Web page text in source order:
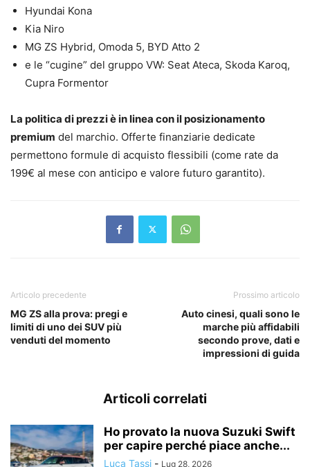
Hyundai Kona
Kia Niro
MG ZS Hybrid, Omoda 5, BYD Atto 2
e le “cugine” del gruppo VW: Seat Ateca, Skoda Karoq,
Cupra Formentor
La politica di prezzi è in linea con il posizionamento
premium del marchio. Offerte finanziarie dedicate
permettono formule di acquisto flessibili (come rate da
199€ al mese con anticipo e valore futuro garantito).
Articolo precedente
MG ZS alla prova: pregi e
limiti di uno dei SUV più
venduti del momento
Prossimo articolo
Auto cinesi, quali sono le
marche più affidabili
secondo prove, dati e
impressioni di guida
Articoli correlati
Ho provato la nuova Suzuki Swift
per capire perché piace anche...
Luca Tassi - Lug 28, 2026